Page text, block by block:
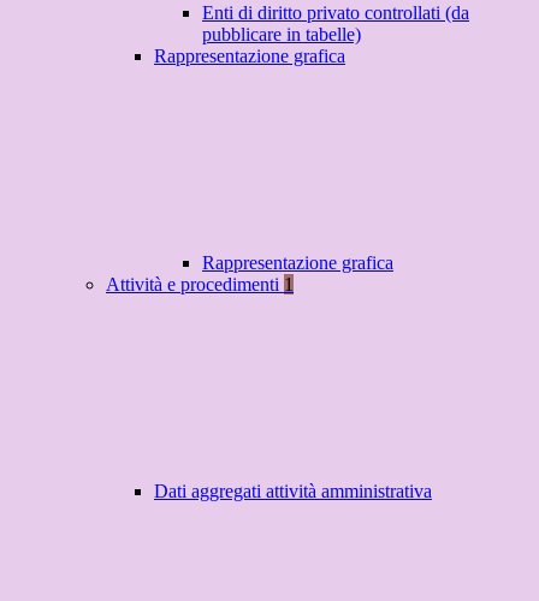
Enti di diritto privato controllati (da
pubblicare in tabelle)
Rappresentazione grafica
Rappresentazione grafica
Attività e procedimenti 1
Dati aggregati attività amministrativa